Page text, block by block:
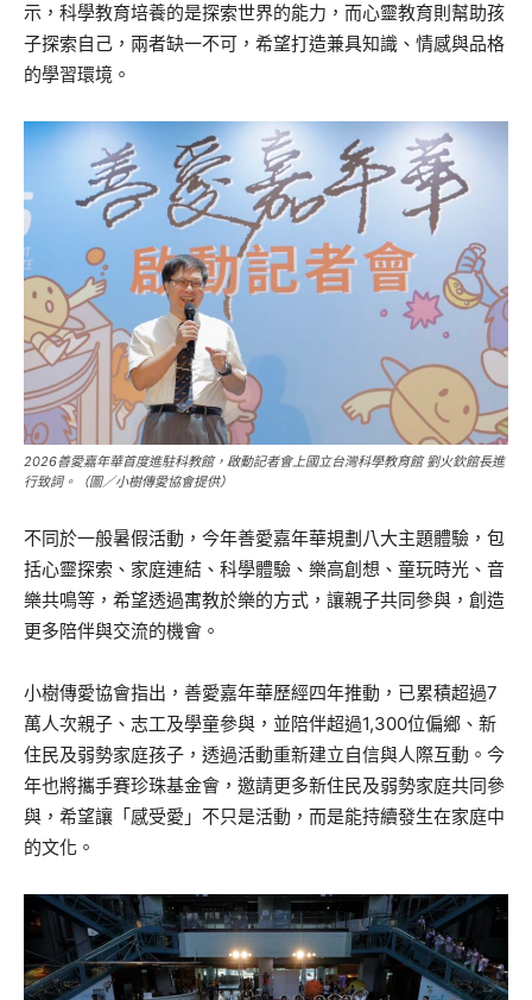
示，科學教育培養的是探索世界的能力，而心靈教育則幫助孩
子探索自己，兩者缺一不可，希望打造兼具知識、情感與品格
的學習環境。
2026善愛嘉年華首度進駐科教館，啟動記者會上國立台灣科學教育館 劉火欽館長進
行致詞。（圖／小樹傳愛協會提供）
不同於一般暑假活動，今年善愛嘉年華規劃八大主題體驗，包
括心靈探索、家庭連結、科學體驗、樂高創想、童玩時光、音
樂共鳴等，希望透過寓教於樂的方式，讓親子共同參與，創造
更多陪伴與交流的機會。
小樹傳愛協會指出，善愛嘉年華歷經四年推動，已累積超過7
萬人次親子、志工及學童參與，並陪伴超過1,300位偏鄉、新
住民及弱勢家庭孩子，透過活動重新建立自信與人際互動。今
年也將攜手賽珍珠基金會，邀請更多新住民及弱勢家庭共同參
與，希望讓「感受愛」不只是活動，而是能持續發生在家庭中
的文化。